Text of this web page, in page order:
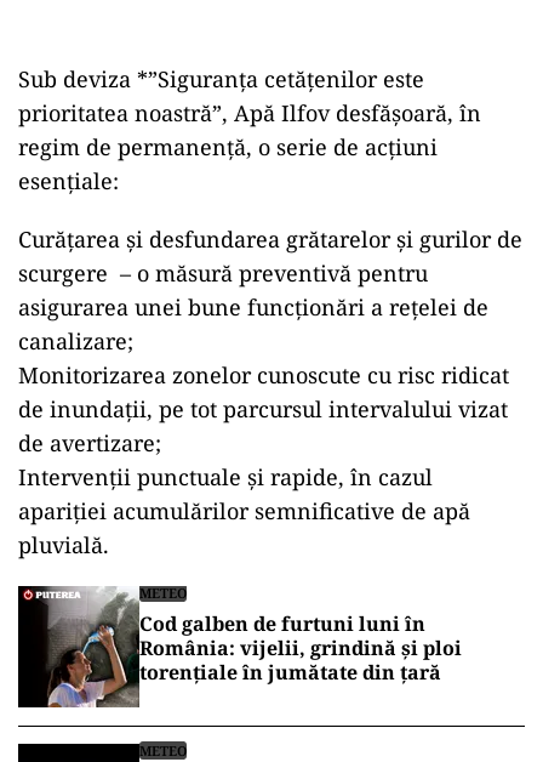
Sub deviza *”Siguranța cetățenilor este
prioritatea noastră”, Apă Ilfov desfășoară, în
regim de permanență, o serie de acțiuni
esențiale:
Curățarea și desfundarea grătarelor și gurilor de
scurgere – o măsură preventivă pentru
asigurarea unei bune funcționări a rețelei de
canalizare;
Monitorizarea zonelor cunoscute cu risc ridicat
de inundații, pe tot parcursul intervalului vizat
de avertizare;
Intervenții punctuale și rapide, în cazul
apariției acumulărilor semnificative de apă
pluvială.
METEO
Cod galben de furtuni luni în
România: vijelii, grindină și ploi
torențiale în jumătate din țară
METEO